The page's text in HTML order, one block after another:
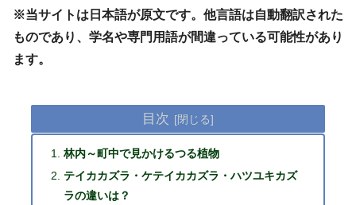
※当サイトは日本語が原文です。他言語は自動翻訳された
ものであり、学名や専門用語が間違っている可能性があり
ます。
目次
林内～町中で見かけるつる植物
テイカカズラ・ケテイカカズラ・ハツユキカズ
ラの違いは？